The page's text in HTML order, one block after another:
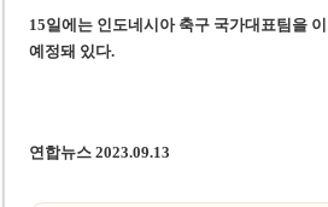
15일에는 인도네시아 축구 국가대표팀을
예정돼 있다.
연합뉴스 2023.09.13